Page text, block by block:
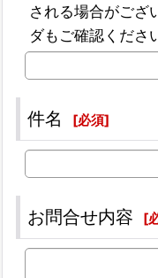
される場合がござ
ダもご確認くださ
件名 [必須]
お問合せ内容 [